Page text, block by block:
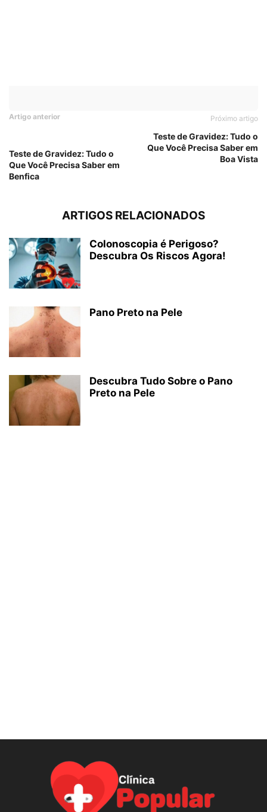
Artigo anterior
Teste de Gravidez: Tudo o
Que Você Precisa Saber em
Benfica
Próximo artigo
Teste de Gravidez: Tudo o
Que Você Precisa Saber em
Boa Vista
ARTIGOS RELACIONADOS
Colonoscopia é Perigoso?
Descubra Os Riscos Agora!
Pano Preto na Pele
Descubra Tudo Sobre o Pano
Preto na Pele